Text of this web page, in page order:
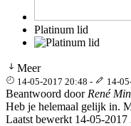
Platinum lid
Meer
14-05-2017 20:48 - 14-
Beantwoord door René
Heb je helemaal gelijk in.
Laatst bewerkt 14-05-